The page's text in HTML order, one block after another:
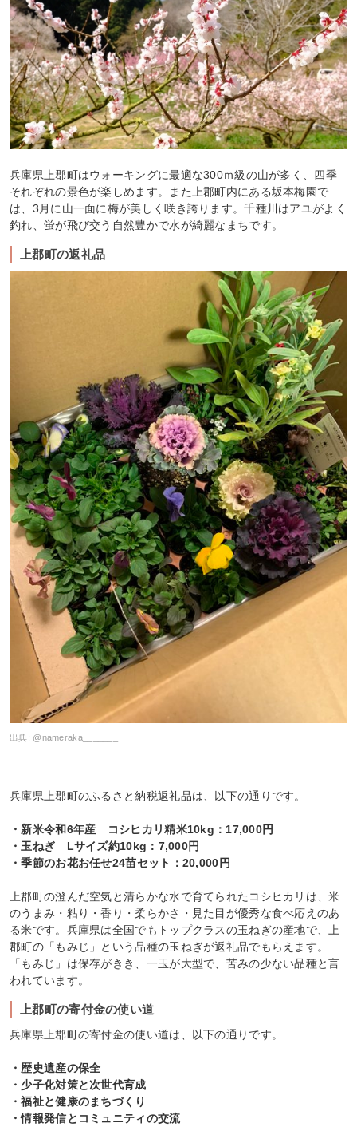
兵庫県上郡町はウォーキングに最適な300ｍ級の山が多く、四季
それぞれの景色が楽しめます。また上郡町内にある坂本梅園で
は、3月に山一面に梅が美しく咲き誇ります。千種川はアユがよく
釣れ、蛍が飛び交う自然豊かで水が綺麗なまちです。
上郡町の返礼品
出典: @nameraka_______
兵庫県上郡町のふるさと納税返礼品は、以下の通りです。
・新米令和6年産 コシヒカリ精米10kg：17,000円
・玉ねぎ Lサイズ約10kg：7,000円
・季節のお花お任せ24苗セット：20,000円
上郡町の澄んだ空気と清らかな水で育てられたコシヒカリは、米
のうまみ・粘り・香り・柔らかさ・見た目が優秀な食べ応えのあ
る米です。兵庫県は全国でもトップクラスの玉ねぎの産地で、上
郡町の「もみじ」という品種の玉ねぎが返礼品でもらえます。
「もみじ」は保存がきき、一玉が大型で、苦みの少ない品種と言
われています。
上郡町の寄付金の使い道
兵庫県上郡町の寄付金の使い道は、以下の通りです。
・歴史遺産の保全
・少子化対策と次世代育成
・福祉と健康のまちづくり
・情報発信とコミュニティの交流